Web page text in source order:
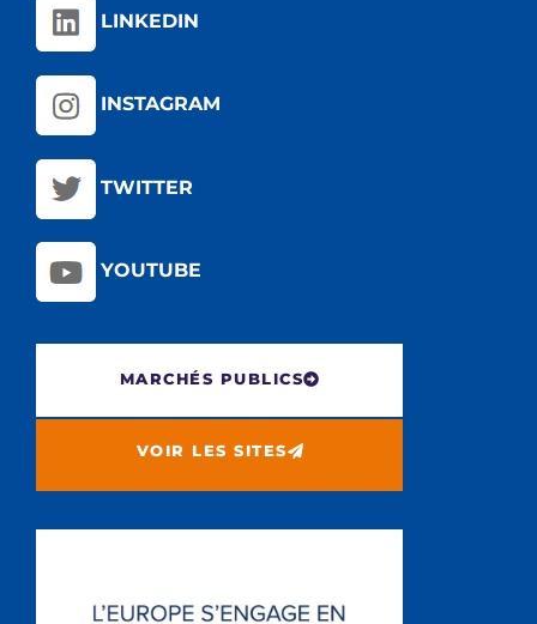
LINKEDIN
INSTAGRAM
TWITTER
YOUTUBE
MARCHÉS PUBLICS
VOIR LES SITES